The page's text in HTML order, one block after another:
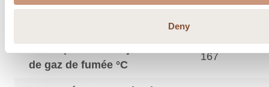
Deny
Dimensions du raccord à
de gaz de fumée °C
167